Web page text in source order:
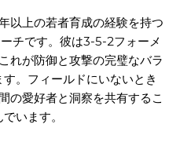
以上の若者育成の経験を持つ
チです。彼は3-5-2フォーメ
れが防御と攻撃の完璧なバラ
。フィールドにいないとき
の愛好者と洞察を共有するこ
います。